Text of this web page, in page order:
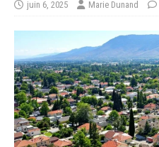
juin 6, 2025 Marie Dunand